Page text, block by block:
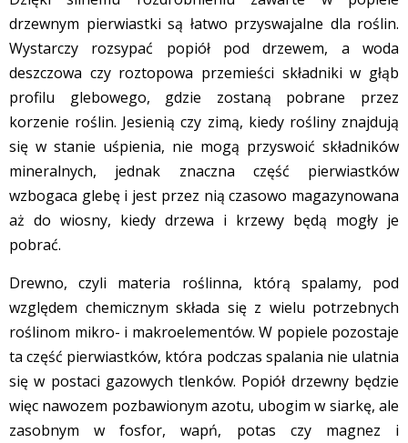
drzewnym pierwiastki są łatwo przyswajalne dla roślin.
Wystarczy rozsypać popiół pod drzewem, a woda
deszczowa czy roztopowa przemieści składniki w głąb
profilu glebowego, gdzie zostaną pobrane przez
korzenie roślin. Jesienią czy zimą, kiedy rośliny znajdują
się w stanie uśpienia, nie mogą przyswoić składników
mineralnych, jednak znaczna część pierwiastków
wzbogaca glebę i jest przez nią czasowo magazynowana
aż do wiosny, kiedy drzewa i krzewy będą mogły je
pobrać.
Drewno, czyli materia roślinna, którą spalamy, pod
względem chemicznym składa się z wielu potrzebnych
roślinom mikro- i makroelementów. W popiele pozostaje
ta część pierwiastków, która podczas spalania nie ulatnia
się w postaci gazowych tlenków. Popiół drzewny będzie
więc nawozem pozbawionym azotu, ubogim w siarkę, ale
zasobnym w fosfor, wapń, potas czy magnez i